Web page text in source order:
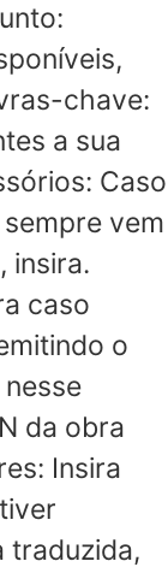
chave:
a sua
Caso
vem
insira.
caso
o
da obra
Insira
traduzida,